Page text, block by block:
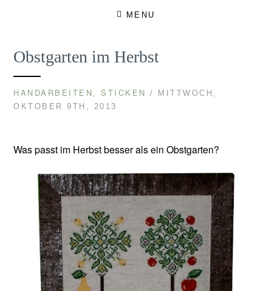
MENU
Obstgarten im Herbst
HANDARBEITEN ,STICKEN / MITTWOCH,
OKTOBER 9TH, 2013
Was passt im Herbst besser als ein Obstgarten?